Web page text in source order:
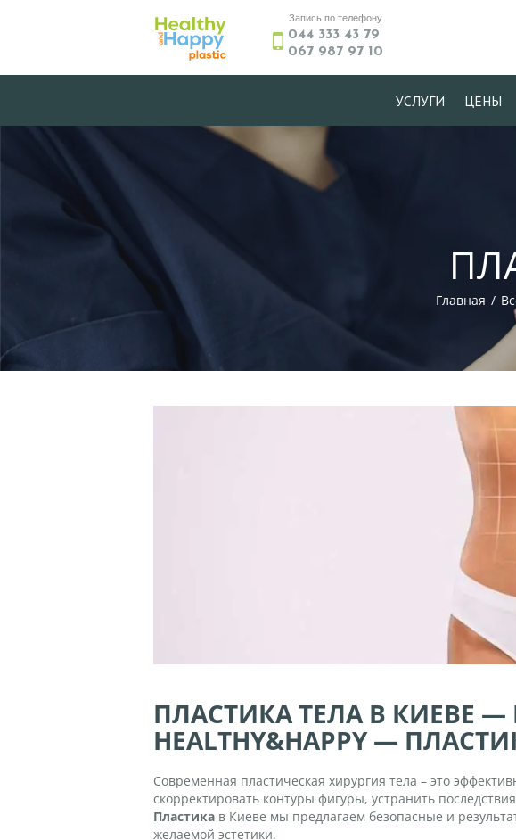
Запись по телефону
044 333 43 79
067 987 97 10
УСЛУГИ ЦЕНЫ
Главная
ПЛАСТИКА ТЕЛА В КИЕВЕ
HEALTHY&HAPPY —
Современная пластическая хирургия тела – это
скорректировать контуры фигуры, устранить
Пластика в Киеве мы предлагаем безопасные и
желаемой эстетики.